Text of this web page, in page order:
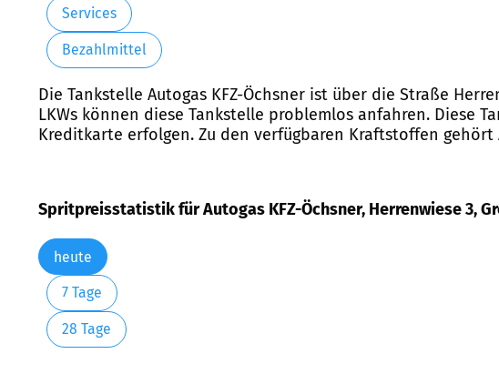
Services
Bezahlmittel
Die Tankstelle Autogas KFZ-Öchsner ist über die Straße
LKWs können diese Tankstelle problemlos anfahren. Diese
Kreditkarte erfolgen. Zu den verfügbaren Kraftstoffen gehört
Spritpreisstatistik für Autogas KFZ-Öchsner, Herrenwiese 3,
heute
7 Tage
28 Tage